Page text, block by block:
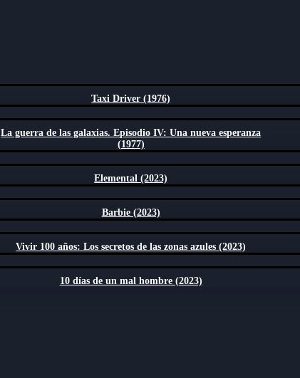
Taxi Driver (1976)
La guerra de las galaxias. Episodio IV: Una nueva esperanza
(1977)
Elemental (2023)
Barbie (2023)
Vivir 100 años: Los secretos de las zonas azules (2023)
10 días de un mal hombre (2023)